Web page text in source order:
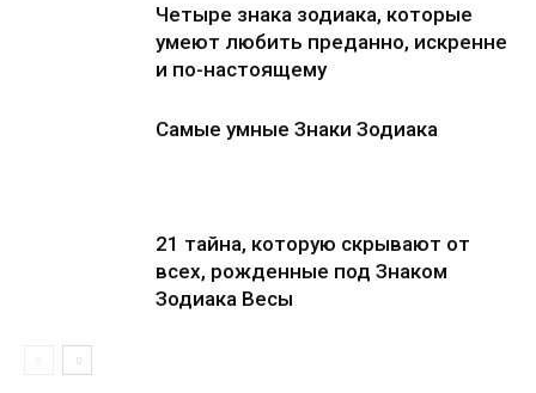
Четыре знака зодиака, которые
умеют любить преданно, искренне
и по-настоящему
Самые умные Знаки Зодиака
21 тайна, которую скрывают от
всех, рожденные под Знаком
Зодиака Весы